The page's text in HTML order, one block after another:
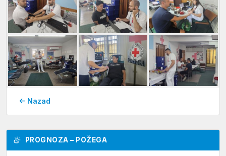
← Nazad
PROGNOZA – POŽEGA